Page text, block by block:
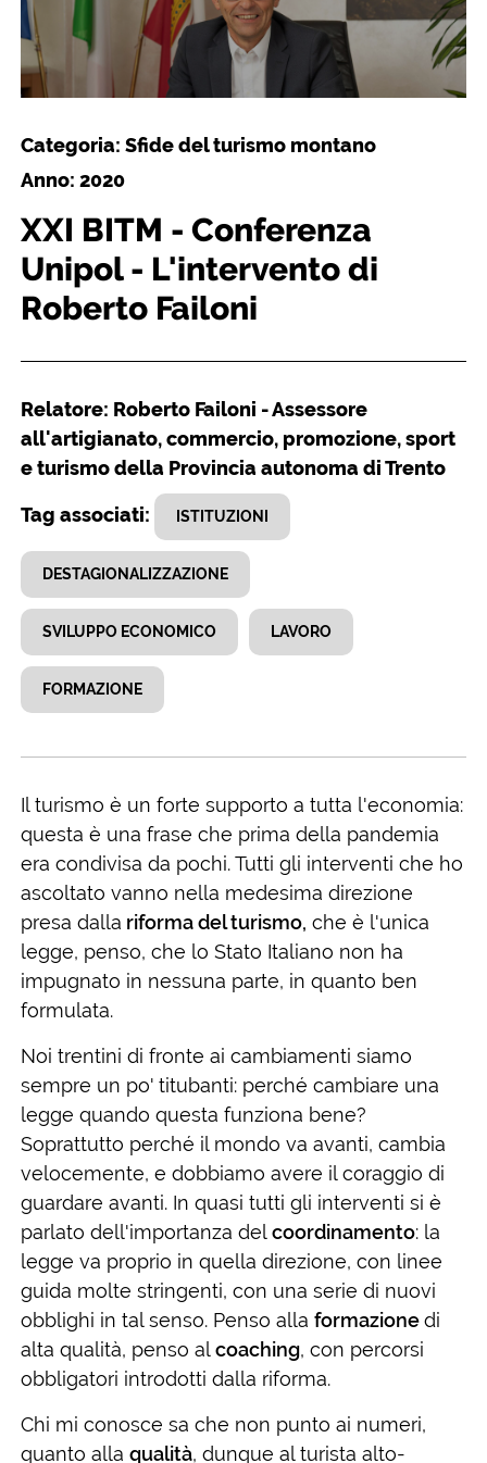
Categoria: Sfide del turismo montano
Anno: 2020
XXI BITM - Conferenza
Unipol - L'intervento di
Roberto Failoni
Relatore: Roberto Failoni - Assessore
all'artigianato, commercio, promozione, sport
e turismo della Provincia autonoma di Trento
Tag associati: ISTITUZIONI
DESTAGIONALIZZAZIONE
SVILUPPO ECONOMICO LAVORO
FORMAZIONE
Il turismo è un forte supporto a tutta l'economia:
questa è una frase che prima della pandemia
era condivisa da pochi. Tutti gli interventi che ho
ascoltato vanno nella medesima direzione
presa dalla riforma del turismo, che è l'unica
legge, penso, che lo Stato Italiano non ha
impugnato in nessuna parte, in quanto ben
formulata.
Noi trentini di fronte ai cambiamenti siamo
sempre un po' titubanti: perché cambiare una
legge quando questa funziona bene?
Soprattutto perché il mondo va avanti, cambia
velocemente, e dobbiamo avere il coraggio di
guardare avanti. In quasi tutti gli interventi si è
parlato dell'importanza delcoordinamento: la
legge va proprio in quella direzione, con linee
guida molte stringenti, con una serie di nuovi
obblighi in tal senso. Penso alla formazionedi
alta qualità, penso alcoaching, con percorsi
obbligatori introdotti dalla riforma.
Chi mi conosce sa che non punto ai numeri,
quanto alla qualità, dunque al turista alto-